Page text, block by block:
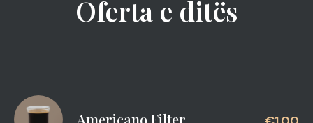
Oferta e ditës
Americano Filter